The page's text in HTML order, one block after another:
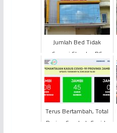
Jumlah Bed Tidak
Sesuai Standar, RS
Rimbo Medika
Terancam Turun Status
Jadi Klinik
Terus Bertambah, Total
Pasien Sembuh Covid-